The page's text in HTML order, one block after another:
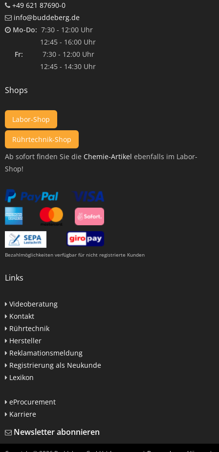
+49 621 87690-0
info@buddeberg.de
Mo-Do: 7:30 - 12:00 Uhr
12:45 - 16:00 Uhr
Fr: 7:30 - 12:00 Uhr
12:45 - 14:30 Uhr
Shops
Labor-Shop
Rührtechnik-Shop
Ab sofort finden Sie die Chemie-Artikel ebenfalls im Labor-
Shop!
Bezahlmöglichkeiten verfügbar für nicht registrierte Kunden
Links
Videoberatung
Kontakt
Rührtechnik
Hersteller
Reklamationsmeldung
Registrierung als Neukunde
Lexikon
eProcurement
Karriere
Newsletter abonnieren